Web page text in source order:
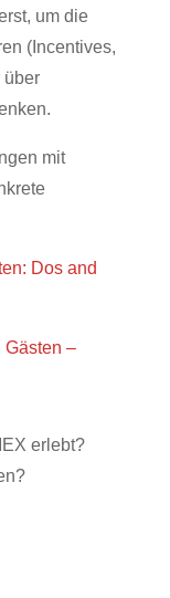
um die
(Incentives,
über
mit
Dos and
Gästen –
erlebt?